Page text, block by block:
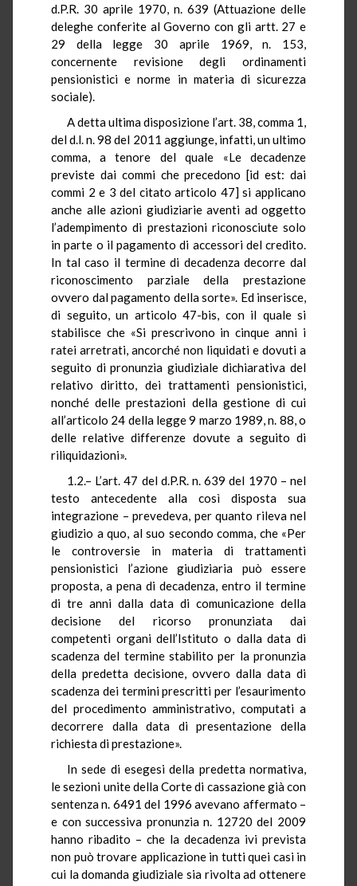
d.P.R. 30 aprile 1970, n. 639 (Attuazione delle
deleghe conferite al Governo con gli artt. 27 e
29 della legge 30 aprile 1969, n. 153,
concernente revisione degli ordinamenti
pensionistici e norme in materia di sicurezza
sociale).
A detta ultima disposizione l’art. 38, comma 1,
del d.l. n. 98 del 2011 aggiunge, infatti, un ultimo
comma, a tenore del quale «Le decadenze
previste dai commi che precedono [id est: dai
commi 2 e 3 del citato articolo 47] si applicano
anche alle azioni giudiziarie aventi ad oggetto
l’adempimento di prestazioni riconosciute solo
in parte o il pagamento di accessori del credito.
In tal caso il termine di decadenza decorre dal
riconoscimento parziale della prestazione
ovvero dal pagamento della sorte». Ed inserisce,
di seguito, un articolo 47-bis, con il quale si
stabilisce che «Si prescrivono in cinque anni i
ratei arretrati, ancorché non liquidati e dovuti a
seguito di pronunzia giudiziale dichiarativa del
relativo diritto, dei trattamenti pensionistici,
nonché delle prestazioni della gestione di cui
all’articolo 24 della legge 9 marzo 1989, n. 88, o
delle relative differenze dovute a seguito di
riliquidazioni».
1.2.– L’art. 47 del d.P.R. n. 639 del 1970 – nel
testo antecedente alla così disposta sua
integrazione – prevedeva, per quanto rileva nel
giudizio a quo, al suo secondo comma, che «Per
le controversie in materia di trattamenti
pensionistici l’azione giudiziaria può essere
proposta, a pena di decadenza, entro il termine
di tre anni dalla data di comunicazione della
decisione del ricorso pronunziata dai
competenti organi dell’Istituto o dalla data di
scadenza del termine stabilito per la pronunzia
della predetta decisione, ovvero dalla data di
scadenza dei termini prescritti per l’esaurimento
del procedimento amministrativo, computati a
decorrere dalla data di presentazione della
richiesta di prestazione».
In sede di esegesi della predetta normativa,
le sezioni unite della Corte di cassazione già con
sentenza n. 6491 del 1996 avevano affermato –
e con successiva pronunzia n. 12720 del 2009
hanno ribadito – che la decadenza ivi prevista
non può trovare applicazione in tutti quei casi in
cui la domanda giudiziale sia rivolta ad ottenere